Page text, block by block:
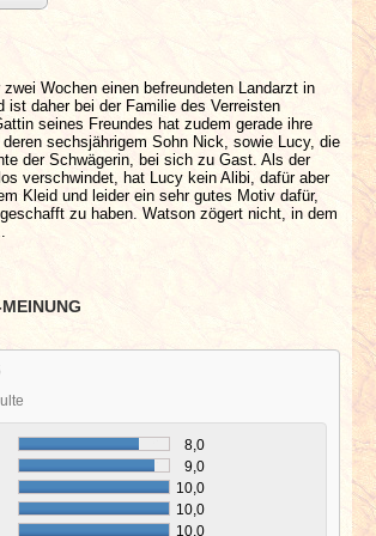
Wochen einen befreundeten Landarzt in
ist daher bei der Familie des Verreisten
seines Freundes hat zudem gerade ihre
sechsjährigem Sohn Nick, sowie Lucy, die
der Schwägerin, bei sich zu Gast. Als der
verschwindet, hat Lucy kein Alibi, dafür aber
Kleid und leider ein sehr gutes Motiv dafür,
zu haben. Watson zögert nicht, in dem
8,0
9,0
10,0
10,0
10,0